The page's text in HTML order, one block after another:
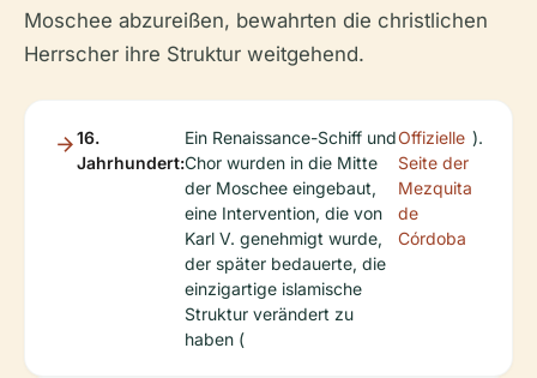
Moschee abzureißen, bewahrten die christlichen
Herrscher ihre Struktur weitgehend.
16.
Jahrhundert:
Ein Renaissance-Schiff und
Chor wurden in die Mitte
der Moschee eingebaut,
eine Intervention, die von
Karl V. genehmigt wurde,
der später bedauerte, die
einzigartige islamische
Struktur verändert zu
haben (
Offizielle
Seite der
Mezquita
de
Córdoba
).